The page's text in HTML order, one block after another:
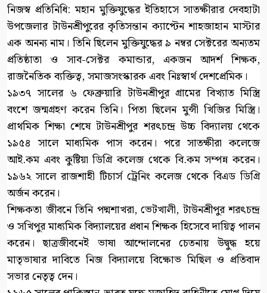
নিজস্ব প্রতিনিধি: মহান মুক্তিযুদ্ধের ইতিহাসে সাতক্ষীরার দেবহাটা
উপজেলার টাউনশ্রীপুরের কৃতিসন্তান ক্যাপ্টেন শাহজাহান মাস্টার
এক অনন্য নাম। তিনি ছিলেন মুক্তিযুদ্ধের ৯ নম্বর সেক্টরের অন্যতম
প্রতিষ্ঠাতা ও সাব-সেক্টর কমান্ডার, একজন আদর্শ শিক্ষক,
রাজনৈতিক ব্যক্তিত্ব, সমাজসংস্কারক এবং নিঃস্বার্থ দেশপ্রেমিক।
১৯৩৭ সালের ৬ ফেব্রুয়ারি টাউনশ্রীপুর গ্রামের বিখ্যাত মিস্ত্রি
বংশে জন্মগ্রহণ করেন তিনি। পিতা ছিলেন মুন্সী খিজির মিস্ত্রি।
প্রাথমিক শিক্ষা শেষে টাউনশ্রীপুর শরৎচন্দ্র উচ্চ বিদ্যালয় থেকে
১৯৫৪ সালে মাধ্যমিক পাস করেন। পরে সাতক্ষীরা কলেজে
আই.কম এবং কুষ্টিয়া ডিগ্রি কলেজ থেকে বি.কম সম্পন্ন করেন।
১৯৬২ সালে রাজশাহী টিচার্স ট্রেনিং কলেজ থেকে বিএড ডিগ্রি
অর্জন করেন।
শিক্ষকতা জীবনে তিনি পদ্মশাখরা, ভেটখালী, টাউনশ্রীপুর শরৎচন্দ্র
ও সখিপুর মাধ্যমিক বিদ্যালয়ের প্রধান শিক্ষক হিসেবে দায়িত্ব পালন
করেন। ছাত্রজীবনেই ভাষা আন্দোলনের চেতনায় উদ্বুদ্ধ হয়ে
মাতৃভাষার দাবিতে নিজ বিদ্যালয়ে বিক্ষোভ মিছিল ও প্রতিবাদ
সভার নেতৃত্ব দেন।